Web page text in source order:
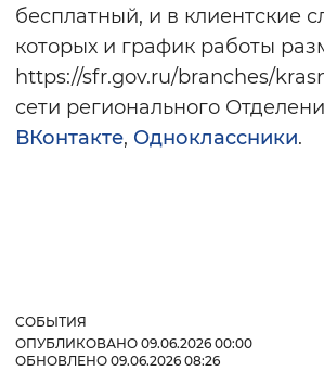
бесплатный, и в клиентские
которых и график работы
https://sfr.gov.ru/branches/
сети регионального
ВКонтакте, Одноклассники.
СОБЫТИЯ
ОПУБЛИКОВАНО 09.06.2026 00:00
ОБНОВЛЕНО 09.06.2026 08:26